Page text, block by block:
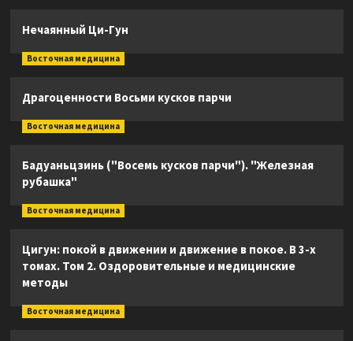
Нечаянный Ци-Гун
Восточная медицина
Драгоценности Восьми кусков парчи
Восточная медицина
Бадуаньцзинь ("Восемь кусков парчи"). "Железная
рубашка"
Восточная медицина
Цигун: покой в движении и движение в покое. В 3-х
томах. Том 2. Оздоровительные и медицинские
методы
Восточная медицина